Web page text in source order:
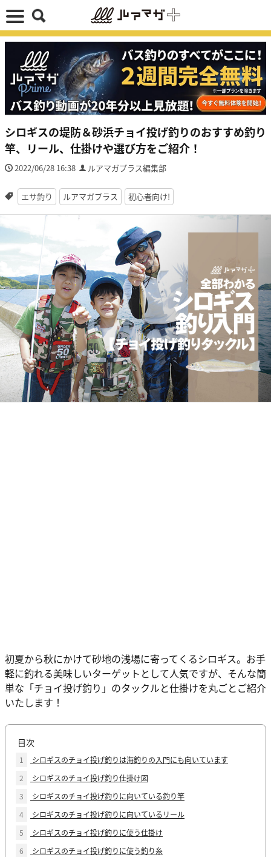
シロギスの堤防＆砂浜チョイ投げ釣りのおすすめ釣り
竿、リール、仕掛けや選び方をご紹介！
2022/06/28 16:38 ルアマガプラス編集部
エサ釣り ルアマガプラス 初心者向け!
初夏から秋にかけて砂地の浅場に寄ってくるシロギス。お手
軽に釣れる美味しいターゲットとして人気ですが、そんな簡
単な「チョイ投げ釣り」のタックルと仕掛けを丸ごとご紹介
いたします！
目次
1
シロギスのチョイ投げ釣りは海釣りの入門にも向いています
2
シロギスのチョイ投げ釣り仕掛け図
3
シロギスのチョイ投げ釣りに向いている釣り竿
4
シロギスのチョイ投げ釣りに向いているリール
5
シロギスのチョイ投げ釣りに使う仕掛け
6
シロギスのチョイ投げ釣りに使う釣り糸